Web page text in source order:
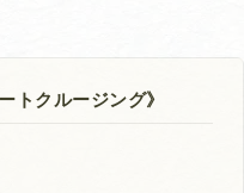
トクルージング》